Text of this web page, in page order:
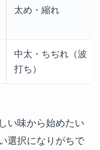
太め・縮れ
中太・ちぢれ（波
打ち）
い味から始めたい
選択になりがちで